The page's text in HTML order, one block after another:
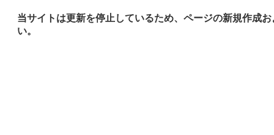
当サイトは更新を停止しているため、ページの新規作成
い。